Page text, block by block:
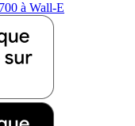
à Wall-E